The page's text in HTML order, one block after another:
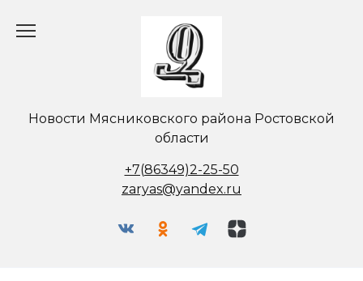
Новости Мясниковского района Ростовской
области
+7(86349)2-25-50
zaryas@yandex.ru